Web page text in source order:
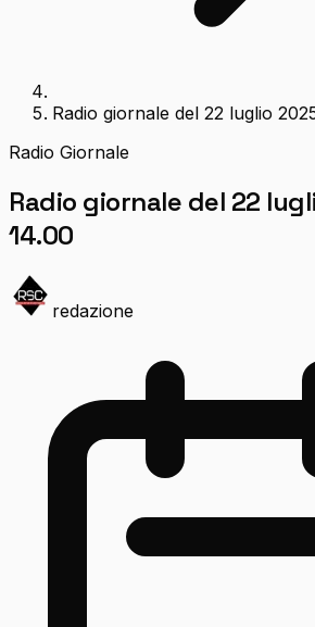
Radio giornale del 22 luglio
Radio Giornale
Radio giornale del 22
14.00
redazione